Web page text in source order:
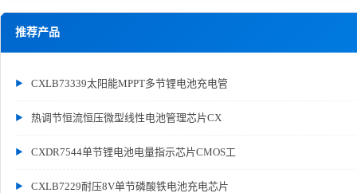
推荐产品
CXLB73339太阳能MPPT多节锂电池充电管
热调节恒流恒压微型线性电池管理芯片CX
CXDR7544单节锂电池电量指示芯片CMOS工
CXLB7229耐压8V单节磷酸铁电池充电芯片